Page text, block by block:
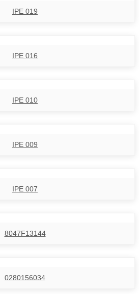
IPE 019
IPE 016
IPE 010
IPE 009
IPE 007
8047F13144
0280156034